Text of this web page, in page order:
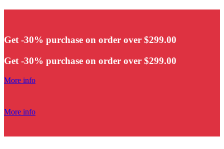
Get -30% purchase on order over $299.00
Get -30% purchase on order over $299.00
More info
More info